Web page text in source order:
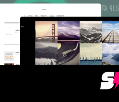
プライバシーポリシー 特定商取引